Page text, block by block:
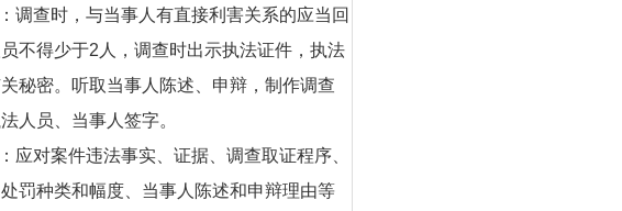
调查时，与当事人有直接利害关系的应当回
不得少于2人，调查时出示执法证件，执法
秘密。听取当事人陈述、申辩，制作调查
人员、当事人签字。
应对案件违法事实、证据、调查取证程序、
罚种类和幅度、当事人陈述和申辩理由等